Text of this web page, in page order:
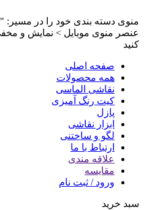
منوی دسته بندی خود را در مسیر:
عنصر منوی موبایل > نمایش و
کنید
صفحه اصلی
همه محصولات
نقاشی الماسی
کیت رنگ آمیزی
پازل
ابزار نقاشی
لگو و ساختنی
ارتباط با ما
علاقه مندی
مقایسه
ورود / ثبت نام
سبد خرید